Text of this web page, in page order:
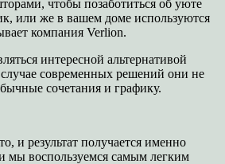
чтобы позаботиться об уюте
или же в вашем доме используются
компания Verlion.
интересной альтернативой
современных решений они не
сочетания и графику.
и результат получается именно
мы воспользуемся самым легким